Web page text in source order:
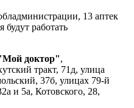
13 аптек
будут работать
доктор",
тракт, 71д, улица
37б, улицах 79-й
и 5а, Котовского, 28,